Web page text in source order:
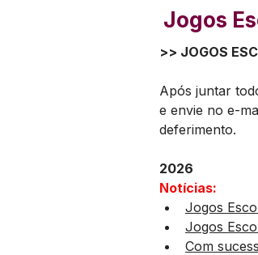
Jogos
>> JOGOS
Após juntar
e envie no e-
deferimento.
2026
Notícias:
Jogos
Jogos
Com